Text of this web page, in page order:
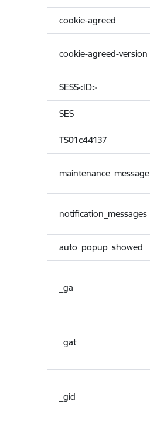
cookie-agreed
cookie-agreed-version
SESS<ID>
SES
TS01c44137
maintenance_message
notification_messages
auto_popup_showed
_ga
_gat
_gid